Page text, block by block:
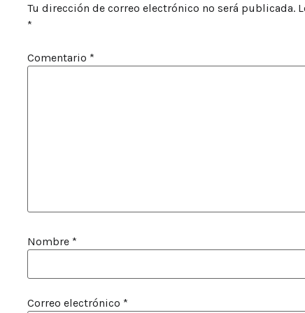
Tu dirección de correo electrónico no será publicada.
*
Comentario *
Nombre *
Correo electrónico *